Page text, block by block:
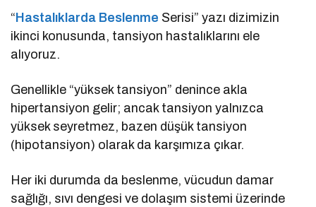
“ Hastalıklarda Beslenme Serisi” yazı dizimizin
ikinci konusunda, tansiyon hastalıklarını ele
alıyoruz.
Genellikle “yüksek tansiyon” denince akla
hipertansiyon gelir; ancak tansiyon yalnızca
yüksek seyretmez, bazen düşük tansiyon
(hipotansiyon) olarak da karşımıza çıkar.
Her iki durumda da beslenme, vücudun damar
sağlığı, sıvı dengesi ve dolaşım sistemi üzerinde